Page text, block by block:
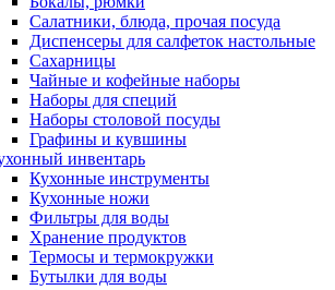
Салатники, блюда, прочая посуда
Диспенсеры для салфеток настольные
Сахарницы
Чайные и кофейные наборы
Наборы для специй
Наборы столовой посуды
Графины и кувшины
инвентарь
Кухонные инструменты
Кухонные ножи
Фильтры для воды
Хранение продуктов
Термосы и термокружки
Бутылки для воды